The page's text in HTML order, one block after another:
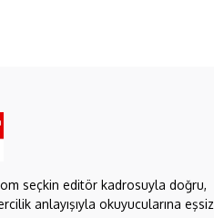
seçkin editör kadrosuyla doğru,
anlayışıyla okuyucularına eşsiz